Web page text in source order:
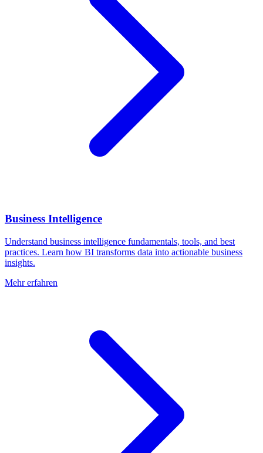
Business Intelligence
Understand business intelligence fundamentals, tools, and best
practices. Learn how BI transforms data into actionable business
insights.
Mehr erfahren